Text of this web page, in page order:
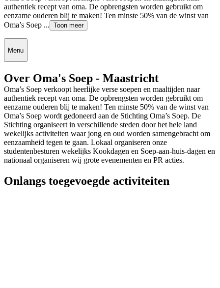
authentiek recept van oma. De opbrengsten worden gebruikt om
eenzame ouderen blij te maken! Ten minste 50% van de winst van
Oma’s Soep ... Toon meer
Menu
Over Oma's Soep - Maastricht
Oma’s Soep verkoopt heerlijke verse soepen en maaltijden naar
authentiek recept van oma. De opbrengsten worden gebruikt om
eenzame ouderen blij te maken! Ten minste 50% van de winst van
Oma’s Soep wordt gedoneerd aan de Stichting Oma’s Soep. De
Stichting organiseert in verschillende steden door het hele land
wekelijks activiteiten waar jong en oud worden samengebracht om
eenzaamheid tegen te gaan. Lokaal organiseren onze
studentenbesturen wekelijks Kookdagen en Soep-aan-huis-dagen en
nationaal organiseren wij grote evenementen en PR acties.
Onlangs toegevoegde activiteiten